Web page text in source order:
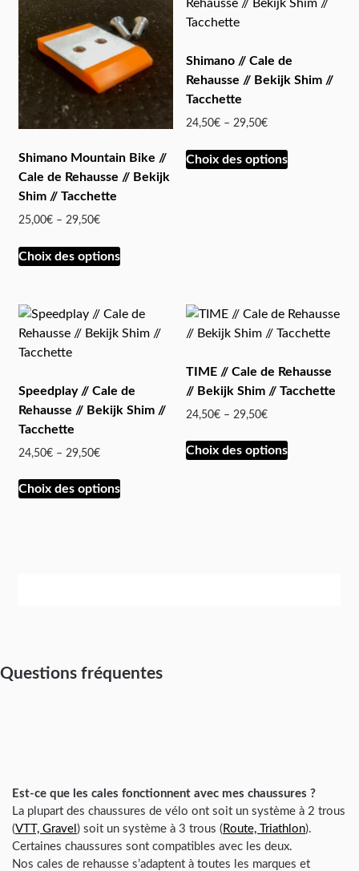
Shimano Mountain Bike //
Cale de Rehausse // Bekijk
Shim // Tacchette
25,00€ – 29,50€
Choix des options
Shimano // Cale de
Rehausse // Bekijk Shim //
Tacchette
24,50€ – 29,50€
Choix des options
Speedplay // Cale de
Rehausse // Bekijk Shim //
Tacchette
24,50€ – 29,50€
Choix des options
TIME // Cale de Rehausse
// Bekijk Shim // Tacchette
24,50€ – 29,50€
Choix des options
Questions fréquentes
Est-ce que les cales fonctionnent avec mes chaussures ?
La plupart des chaussures de vélo ont soit un système à 2 trous
(VTT, Gravel ) soit un système à 3 trous (Route, Triathlon).
Certaines chaussures sont compatibles avec les deux.
Nos cales de rehausse s’adaptent à toutes les marques et